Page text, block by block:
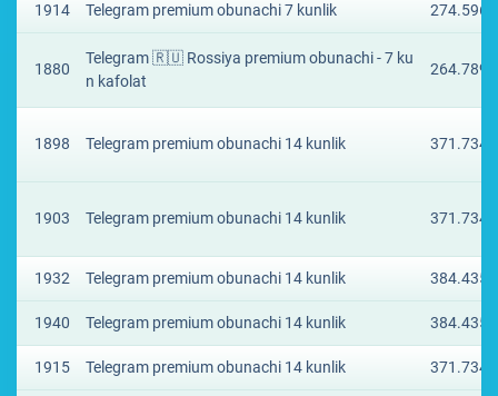
1914 Telegram premium obunachi 7 kunlik
1880
Telegram 🇷🇺 Rossiya premium obunachi - 7 ku
n kafolat
1898 Telegram premium obunachi 14 kunlik
1903 Telegram premium obunachi 14 kunlik
1932 Telegram premium obunachi 14 kunlik
1940 Telegram premium obunachi 14 kunlik
1915 Telegram premium obunachi 14 kunlik